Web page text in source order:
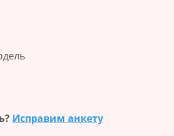
Исправим анкету